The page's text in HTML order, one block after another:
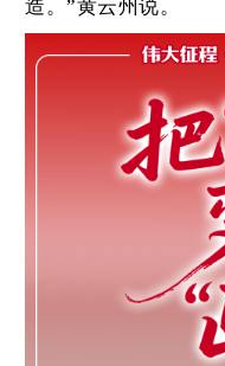
造。”黄云州说。